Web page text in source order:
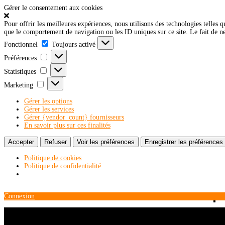
Gérer le consentement aux cookies
Pour offrir les meilleures expériences, nous utilisons des technologies telles
que le comportement de navigation ou les ID uniques sur ce site. Le fait de
Fonctionnel
Toujours activé
Préférences
Préférences
Statistiques
Statistiques
Marketing
Marketing
Gérer les options
Gérer les services
Gérer {vendor_count} fournisseurs
En savoir plus sur ces finalités
Accepter Refuser Voir les préférences Enregistrer les préférences
Politique de cookies
Politique de confidentialité
Connexion